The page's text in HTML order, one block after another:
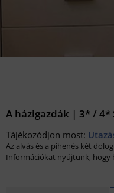
A házigazdák | 3* / 4*
Tájékozódjon most:
Az alvás és a pihenés két
Információkat nyújtunk, hogy